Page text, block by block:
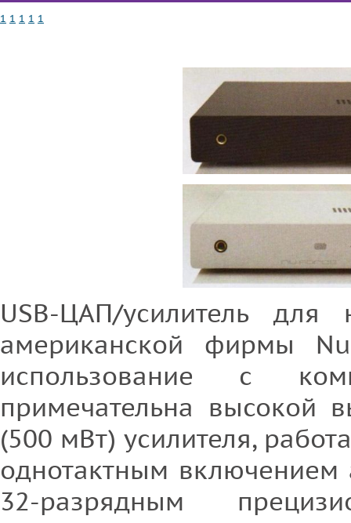
1 1 1 1 1
USB-ЦАП/усилитель для
американской фирмы
использование с
примечательна высокой
(500 мВт) усилителя,
однотактным включением
32-разрядным